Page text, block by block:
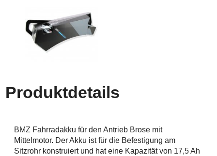
Produktdetails
BMZ Fahrradakku für den Antrieb Brose mit
Mittelmotor. Der Akku ist für die Befestigung am
Sitzrohr konstruiert und hat eine Kapazität von 17,5 Ah